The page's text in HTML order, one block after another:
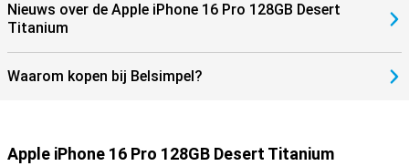
Nieuws over de Apple iPhone 16 Pro 128GB Desert
Titanium
Waarom kopen bij Belsimpel?
Apple iPhone 16 Pro 128GB Desert Titanium